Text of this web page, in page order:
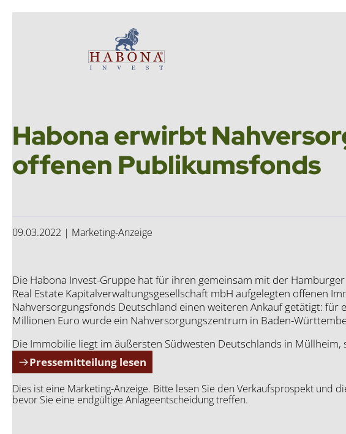
Hab­o­na Invest GmbH
Hab­o­na erwirbt
offe­nen Publi­kums­fonds
09.03.2022 | Marketing-Anzeige
Die Hab­o­na Invest-Grup­pe hat für ihren gemein­sam mit der
Real Estate Kapi­tal­ver­wal­tungs­ge­sell­schaft mbH auf­ge­leg­ten offe­nen
Nah­ver­sor­gungs­fonds Deutsch­land einen wei­te­ren Ankauf getä­tigt: für
Mil­lio­nen Euro wur­de ein Nah­ver­sor­gungs­zen­trum in Baden-
Die Immo­bi­lie liegt im äußers­ten Süd­wes­ten Deutsch­lands in Müll­heim,
Pressemitteilung lesen
Dies ist eine Marketing-Anzeige. Bitte lesen Sie den Verkaufsprospekt und
bevor Sie eine endgültige Anlageentscheidung treffen.